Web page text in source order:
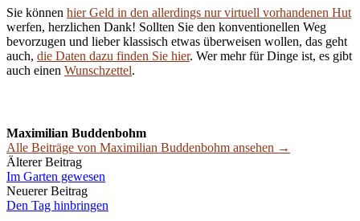
Sie können hier Geld in den allerdings nur virtuell vorhandenen Hut
werfen, herzlichen Dank! Sollten Sie den konventionellen Weg
bevorzugen und lieber klassisch etwas überweisen wollen, das geht
auch, die Daten dazu finden Sie hier. Wer mehr für Dinge ist, es gibt
auch einen Wunschzettel.
Maximilian Buddenbohm
Alle Beiträge von Maximilian Buddenbohm ansehen →
Beitrags-
Navigation
Älterer Beitrag
Im Garten gewesen
Neuerer Beitrag
Den Tag hinbringen